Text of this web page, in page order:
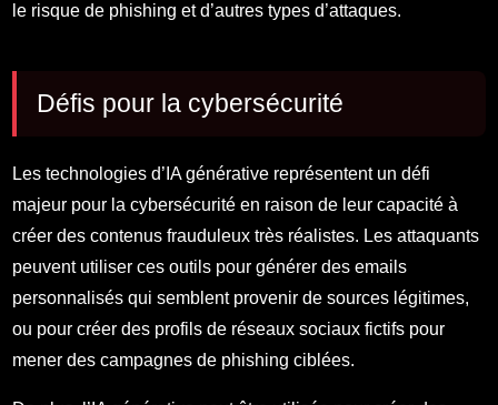
le risque de phishing et d’autres types d’attaques.
Défis pour la cybersécurité
Les technologies d’IA générative représentent un défi
majeur pour la cybersécurité en raison de leur capacité à
créer des contenus frauduleux très réalistes. Les attaquants
peuvent utiliser ces outils pour générer des emails
personnalisés qui semblent provenir de sources légitimes,
ou pour créer des profils de réseaux sociaux fictifs pour
mener des campagnes de phishing ciblées.